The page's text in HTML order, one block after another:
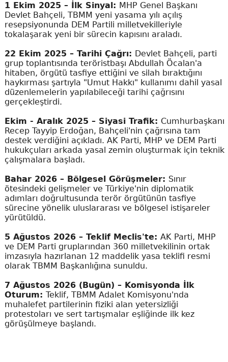
1 Ekim 2025 – İlk Sinyal: MHP Genel Başkanı
Devlet Bahçeli, TBMM yeni yasama yılı açılış
resepsiyonunda DEM Partili milletvekilleriyle
tokalaşarak yeni bir sürecin kapısını araladı.
22 Ekim 2025 – Tarihi Çağrı: Devlet Bahçeli, parti
grup toplantısında teröristbaşı Abdullah Öcalan'a
hitaben, örgütü tasfiye ettiğini ve silah bıraktığını
haykırması şartıyla "Umut Hakkı" kullanımı dahil yasal
düzenlemelerin yapılabileceği tarihi çağrısını
gerçekleştirdi.
Ekim - Aralık 2025 – Siyasi Trafik: Cumhurbaşkanı
Recep Tayyip Erdoğan, Bahçeli'nin çağrısına tam
destek verdiğini açıkladı. AK Parti, MHP ve DEM Parti
hukukçuları arkada yasal zemin oluşturmak için teknik
çalışmalara başladı.
Bahar 2026 – Bölgesel Görüşmeler: Sınır
ötesindeki gelişmeler ve Türkiye'nin diplomatik
adımları doğrultusunda terör örgütünün tasfiye
sürecine yönelik uluslararası ve bölgesel istişareler
yürütüldü.
5 Ağustos 2026 – Teklif Meclis'te: AK Parti, MHP
ve DEM Parti gruplarından 360 milletvekilinin ortak
imzasıyla hazırlanan 12 maddelik yasa teklifi resmi
olarak TBMM Başkanlığına sunuldu.
7 Ağustos 2026 (Bugün) – Komisyonda İlk
Oturum: Teklif, TBMM Adalet Komisyonu'nda
muhalefet partilerinin fiziki alan yetersizliği
protestoları ve sert tartışmalar eşliğinde ilk kez
görüşülmeye başlandı.